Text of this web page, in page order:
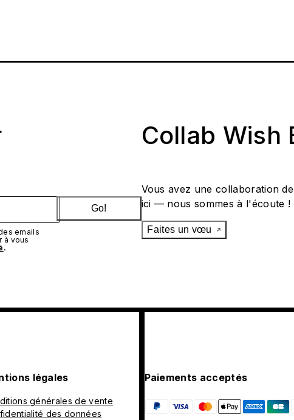
emails
à vous
.
Go!
Collab Wish
Vous avez une collaboration
ici — nous sommes à l'écoute !
Faites un vœu
légales
générales de vente
des données
Paiements acceptés